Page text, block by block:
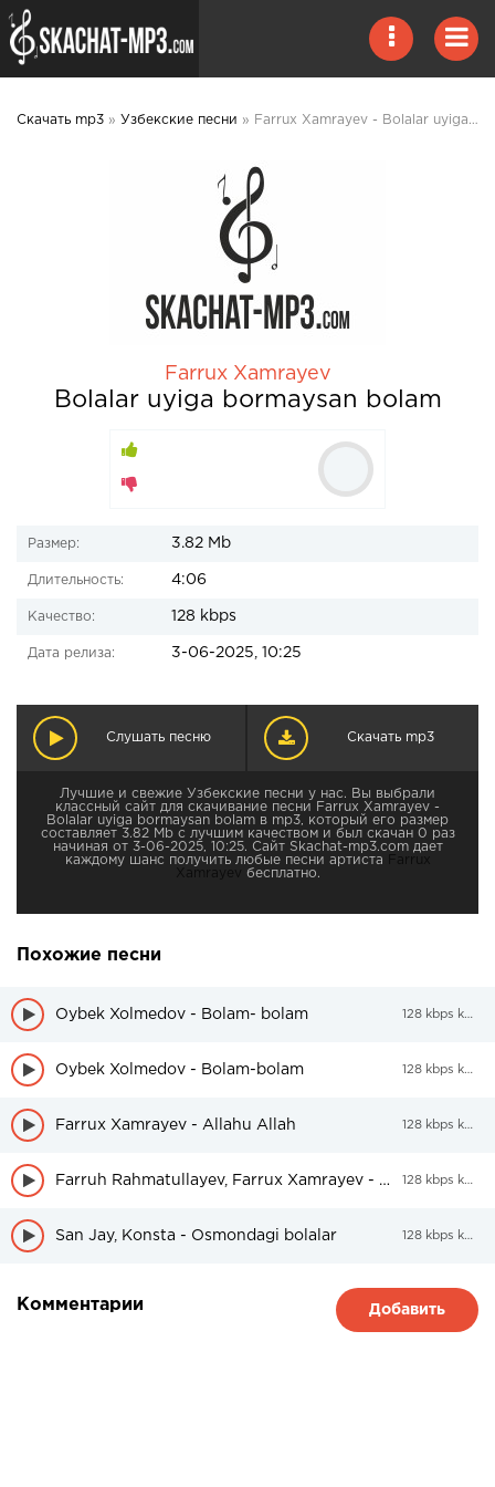
Скачать mp3 » Узбекские песни » Farrux Xamrayev - Bolalar uyiga bormaysan bolam mp3 скачать
Farrux Xamrayev
Bolalar uyiga bormaysan bolam
Размер: 3.82 Mb
Длительность: 4:06
Качество: 128 kbps
Дата релиза: 3-06-2025, 10:25
Слушать песню Скачать mp3
Лучшие и свежие Узбекские песни у нас. Вы выбрали
классный сайт для скачивание песни Farrux Xamrayev -
Bolalar uyiga bormaysan bolam в mp3, который его размер
составляет 3.82 Mb с лучшим качеством и был скачан 0 раз
начиная от 3-06-2025, 10:25. Сайт Skachat-mp3.com дает
каждому шанс получить любые песни артиста
Farrux
Xamrayev
бесплатно.
Похожие песни
Oybek Xolmedov - Bolam- bolam 128 kbps kbps
Oybek Xolmedov - Bolam-bolam 128 kbps kbps
Farrux Xamrayev - Allahu Allah 128 kbps kbps
Farruh Rahmatullayev, Farrux Xamrayev - O'zga bilan ovunma 128 kbps kbps
San Jay, Konsta - Osmondagi bolalar 128 kbps kbps
Комментарии Добавить